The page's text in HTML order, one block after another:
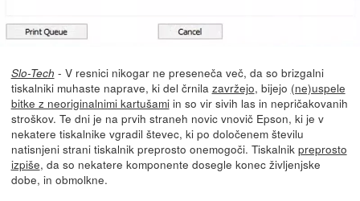
Slo-Tech - V resnici nikogar ne preseneča več, da so brizgalni
tiskalniki muhaste naprave, ki del črnila zavržejo, bijejo (ne)uspele
bitke z neoriginalnimi kartušamiin so vir sivih las in nepričakovanih
stroškov. Te dni je na prvih straneh novic vnovič Epson, ki je v
nekatere tiskalnike vgradil števec, ki po določenem številu
natisnjeni strani tiskalnik preprosto onemogoči. Tiskalnik preprosto
izpiše, da so nekatere komponente dosegle konec življenjske
dobe, in obmolkne.